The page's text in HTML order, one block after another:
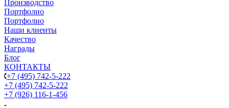
Производство
Портфолио
Портфолио
Наши клиенты
Качество
Награды
Блог
КОНТАКТЫ
+7 (495) 742-5-222
+7 (495) 742-5-222
+7 (926) 116-1-456